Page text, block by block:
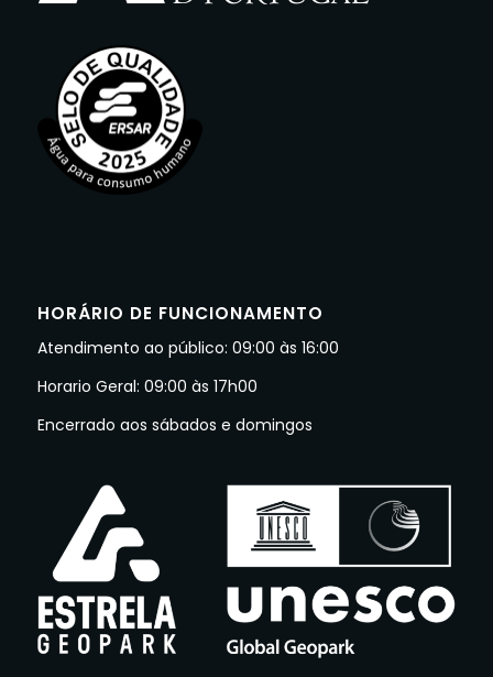
HORÁRIO DE FUNCIONAMENTO
Atendimento ao público: 09:00 às 16:00
Horario Geral: 09:00 às 17h00
Encerrado aos sábados e domingos